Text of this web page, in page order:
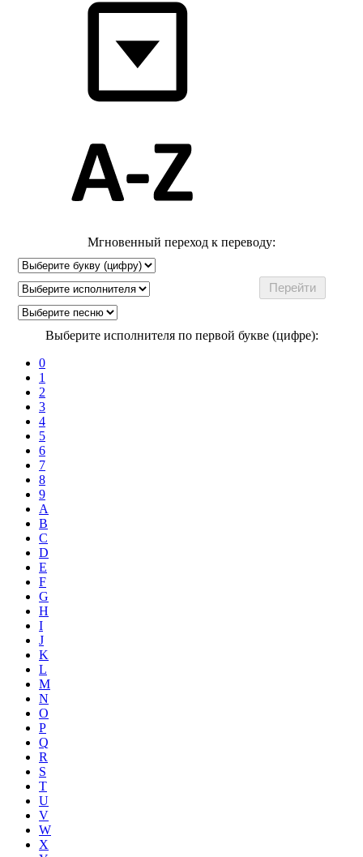
Мгновенный переход к переводу:
Выберите исполнителя по первой букве (цифре):
0
1
2
3
4
5
6
7
8
9
A
B
C
D
E
F
G
H
I
J
K
L
M
N
O
P
Q
R
S
T
U
V
W
X